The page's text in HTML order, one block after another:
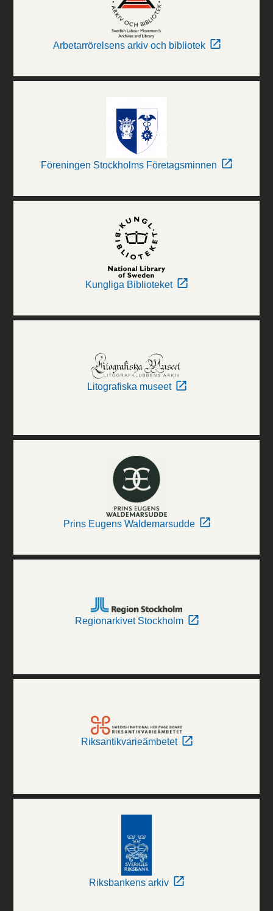
Arbetarrörelsens arkiv och bibliotek
Föreningen Stockholms Företagsminnen
Kungliga Biblioteket
Litografiska museet
Prins Eugens Waldemarsudde
Regionarkivet Stockholm
Riksantikvarieämbetet
Riksbankens arkiv